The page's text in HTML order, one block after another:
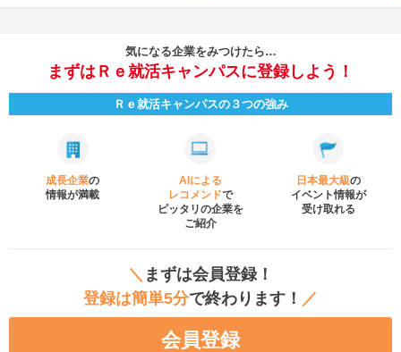
気になる企業をみつけたら…
まずはＲｅ就活キャンパスに登録しよう！
Ｒｅ就活キャンパスの３つの強み
成長企業の
情報が満載
AIによる
レコメンドで
ピッタリの企業を
ご紹介
日本最大級の
イベント情報が
受け取れる
＼ まずは会員登録！
登録は簡単5分で終わります！ ／
会員登録